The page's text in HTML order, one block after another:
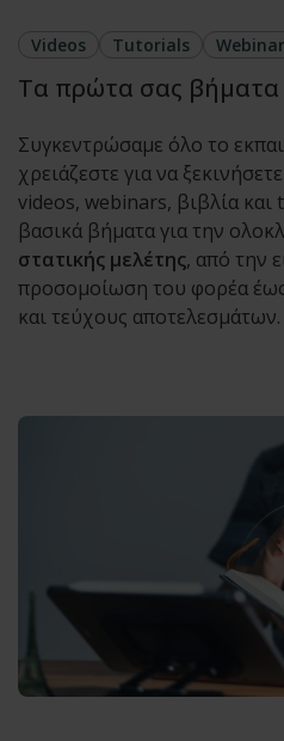
Videos Tutorials
Τα πρώτα σας βήματα
Συγκεντρώσαμε όλο το
χρειάζεστε για να
videos, webinars, βιβλία και
βασικά βήματα για την
στατικής μελέτης, από την
προσομοίωση του φορέα
και τεύχους αποτελεσμάτων.